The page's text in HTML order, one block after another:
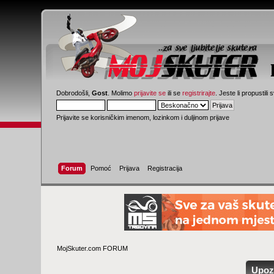
Dobrodošli,Gost . Molimoprijavite se ili seregistrirajte . Jeste li propustili
Prijavite se korisničkim imenom, lozinkom i duljinom prijave
Forum Pomoć Prijava Registracija
MojSkuter.com FORUM